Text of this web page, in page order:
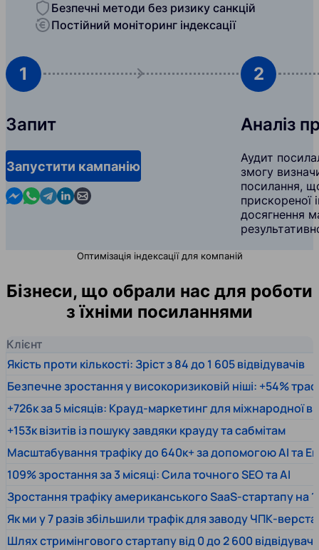
Безпечні методи без ризику санкцій
Постійний моніторинг індексації
1
Запит
Запустити кампанію
Contact us in Messenger
Contact us in WhatsApp
Contact us in Telegram
Contact us in Linkedin
Contact us by email
2
Аналіз
Аудит
змогу
посилання,
прискореної
досягнення
Оптимізація індексації для компаній
Бізнеси, що обрали нас для роботи
з їхніми посиланнями
Клієнт
Якість проти кількості: Зріст з 84 до 1 605 відвідувачів
Безпечне зростання у високоризиковій ніші: +54%
+726к за 5 місяців: Крауд-маркетинг для міжнародної
+153к візитів із пошуку завдяки крауду та сабмітам
Масштабування трафіку до 640к+ за допомогою AI та
109% зростання за 3 місяці: Сила точного SEO та AI
Зростання трафіку американського SaaS-стартапу на
Як ми у 7 разів збільшили трафік для заводу ЧПК-
Шлях стримінгового стартапу від 0 до 2 600